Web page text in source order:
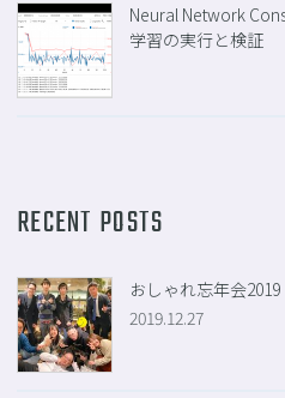
Neural Network
学習の実行と検証
RECENT POSTS
おしゃれ忘年会2019
2019.12.27